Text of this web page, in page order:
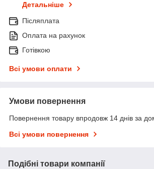
Детальніше
Післяплата
Оплата на рахунок
Готівкою
Всі умови оплати
Умови повернення
Повернення товару впродовж 14 днів за
Всі умови повернення
Подібні товари компанії